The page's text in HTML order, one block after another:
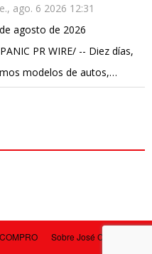
ago. 6 2026 12:31
agosto de 2026
PR WIRE/ -- Diez días,
modelos de autos,…
Sobre José Carlos